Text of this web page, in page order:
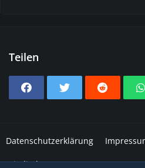
Teilen
Datenschutzerklärung
Mitglieder